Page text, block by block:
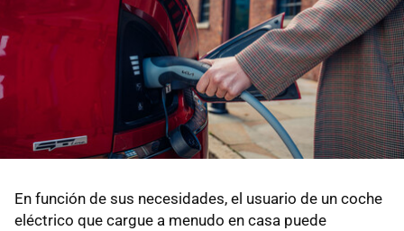
En función de sus necesidades, el usuario de un coche
eléctrico que cargue a menudo en casa puede